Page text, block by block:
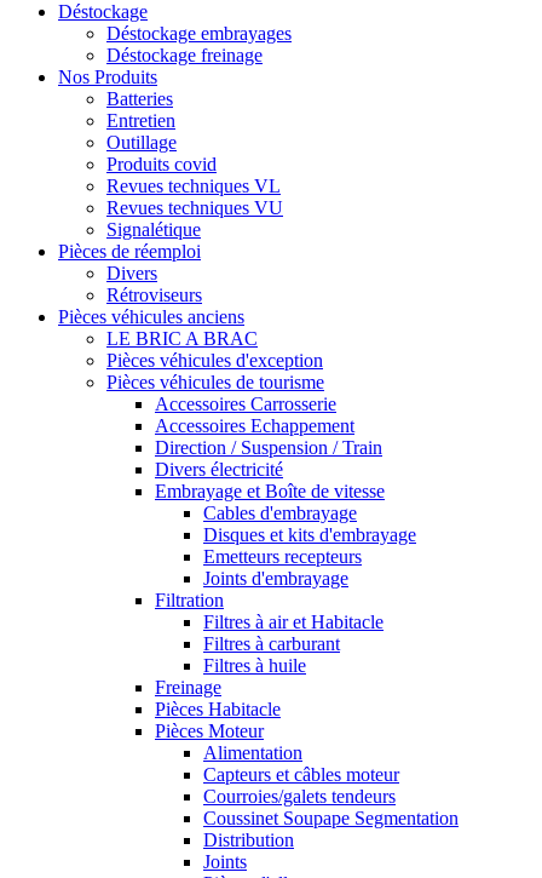
Déstockage
Déstockage embrayages
Déstockage freinage
Nos Produits
Batteries
Entretien
Outillage
Produits covid
Revues techniques VL
Revues techniques VU
Signalétique
Pièces de réemploi
Divers
Rétroviseurs
Pièces véhicules anciens
LE BRIC A BRAC
Pièces véhicules d'exception
Pièces véhicules de tourisme
Accessoires Carrosserie
Accessoires Echappement
Direction / Suspension / Train
Divers électricité
Embrayage et Boîte de vitesse
Cables d'embrayage
Disques et kits d'embrayage
Emetteurs recepteurs
Joints d'embrayage
Filtration
Filtres à air et Habitacle
Filtres à carburant
Filtres à huile
Freinage
Pièces Habitacle
Pièces Moteur
Alimentation
Capteurs et câbles moteur
Courroies/galets tendeurs
Coussinet Soupape Segmentation
Distribution
Joints